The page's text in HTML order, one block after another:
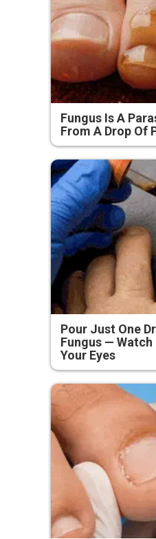
Fungus Is A
From A Drop Of
Pour Just One
Fungus —
Your Eyes